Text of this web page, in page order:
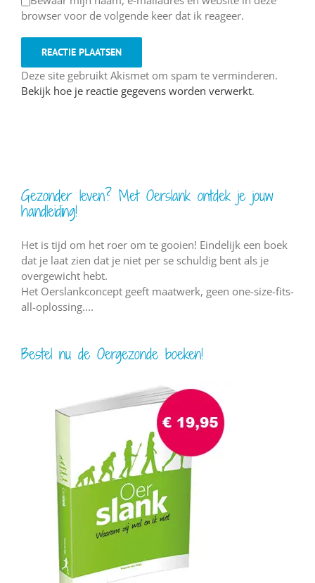
browser voor de volgende keer dat ik reageer.
Deze site gebruikt Akismet om spam te verminderen.
Bekijk hoe je reactie gegevens worden verwerkt.
Gezonder leven? Met Oerslank ontdek je jouw
handleiding!
Het is tijd om het roer om te gooien! Eindelijk een boek
dat je laat zien dat je niet per se schuldig bent als je
overgewicht hebt.
Het Oerslankconcept geeft maatwerk, geen one-size-fits-
all-oplossing....
Bestel nu de Oergezonde boeken!